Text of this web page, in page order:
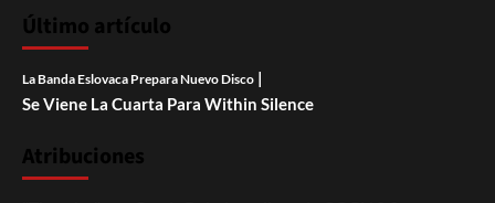
Último artículo
La Banda Eslovaca Prepara Nuevo Disco |
Se Viene La Cuarta Para Within Silence
Atribuciones